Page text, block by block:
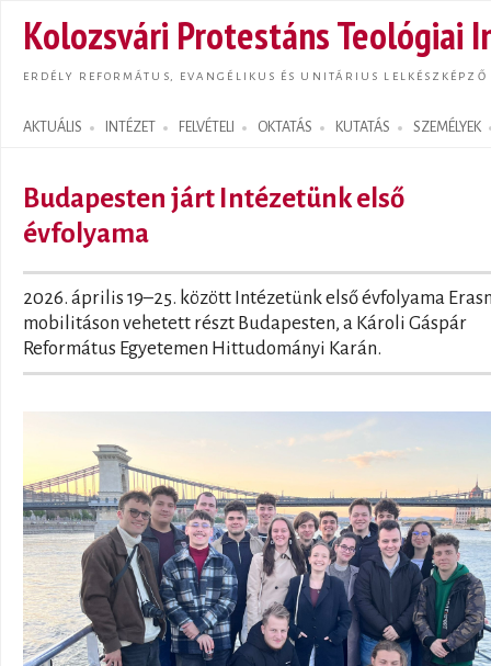
Kolozsvári Protestáns Teológiai
ERDÉLY REFORMÁTUS, EVANGÉLIKUS ÉS UNITÁRIUS LELKÉSZKÉPZŐ
AKTUÁLIS INTÉZET FELVÉTELI OKTATÁS KUTATÁS SZEMÉLYEK
Search form
Budapesten járt Intézetünk első
évfolyama
2026. április 19–25. között Intézetünk első évfolyama
mobilitáson vehetett részt Budapesten, a Károli Gáspár
Református Egyetemen Hittudományi Karán.